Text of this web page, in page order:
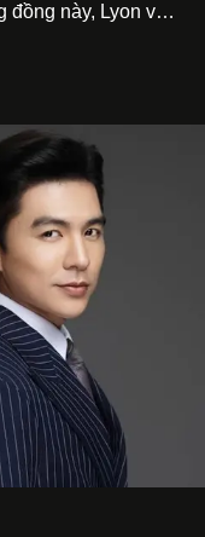
đồng này, Lyon và
mang tên Lắng